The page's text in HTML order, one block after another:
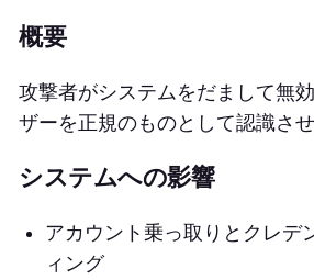
概要
攻撃者がシステムをだまして無
ザーを正規のものとして認識さ
システムへの影響
アカウント乗っ取りとクレデ
ィング